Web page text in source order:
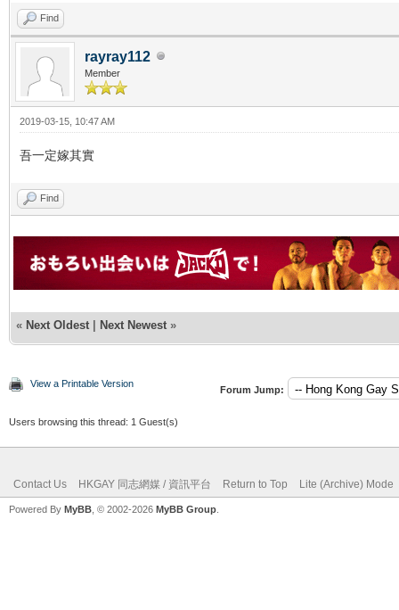
Find
rayray112
Member
2019-03-15, 10:47 AM
吾一定嫁其實
Find
« Next Oldest | Next Newest »
View a Printable Version
Forum Jump:
Users browsing this thread: 1 Guest(s)
Contact Us HKGAY 同志網媒 / 資訊平台 Return to Top Lite (Archive) Mode
Powered By MyBB , © 2002-2026 MyBB Group